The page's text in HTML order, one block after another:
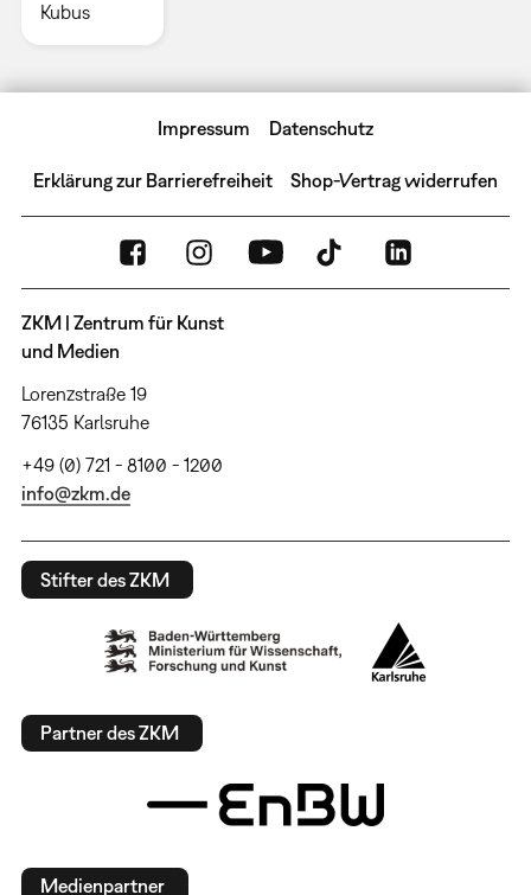
Kubus
Impressum Datenschutz
Erklärung zur Barrierefreiheit Shop-Vertrag widerrufen
ZKM | Zentrum für Kunst
und Medien
Lorenzstraße 19
76135 Karlsruhe
+49 (0) 721 - 8100 - 1200
info@zkm.de
Stifter des ZKM
Partner des ZKM
Medienpartner